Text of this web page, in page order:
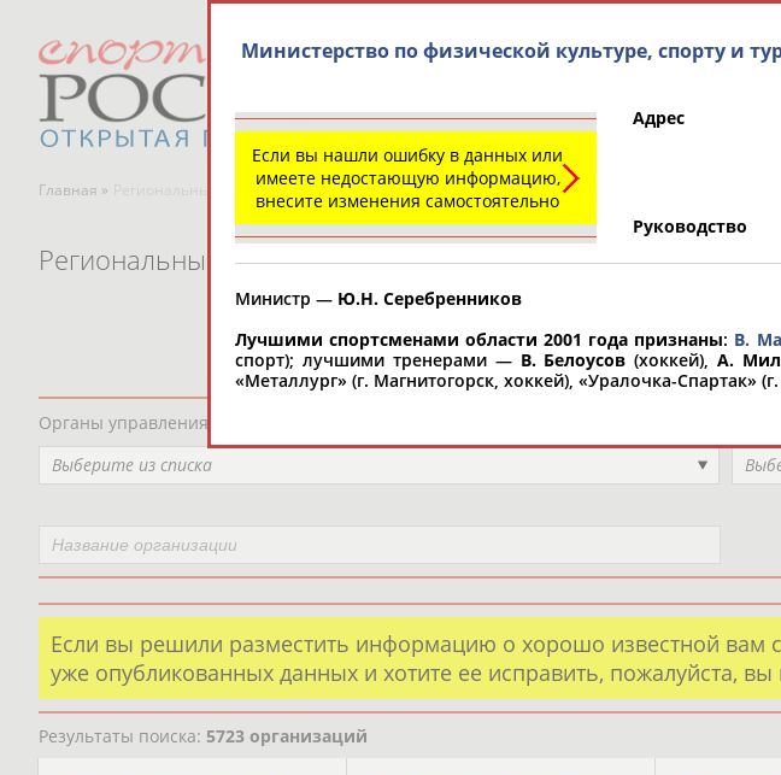
Главная » Региональные спортивные организации
Региональные спортивные организации
Органы управления, федерации, ВУЗы, Академии и т.п.
Выберите из списка
Если вы решили разместить информацию о хорошо известной вам
уже опубликованных данных и хотите ее исправить, пожалуйста, вы
Результаты поиска: 5723 организаций
Министерство по физической культуре, спорту и
Если вы нашли ошибку в данных или
имеете недостающую информацию,
внесите изменения самостоятельно
Адрес
Руководство
Министр — Ю.Н. Серебренников
Лучшими спортсменами области 2001 года признаны: В.
спорт); лучшими тренерами — В. Белоусов (хоккей),А.
«Металлург» (г. Магнитогорск, хоккей), «Уралочка-Спартак»